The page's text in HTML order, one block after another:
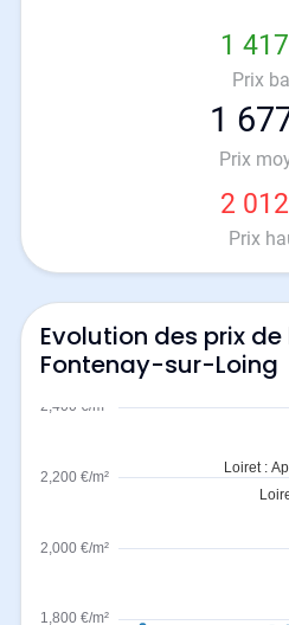
1
Prix
1
Prix
2
Prix
Evolution des prix
Fontenay-sur-Loing